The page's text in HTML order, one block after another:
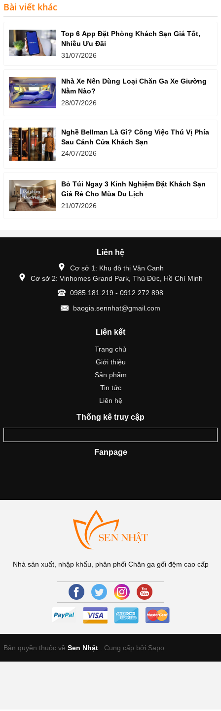
Bài viết khác
Top 6 App Đặt Phòng Khách Sạn Giá Tốt,
Nhiều Ưu Đãi
31/07/2026
Nhà Xe Nên Dùng Loại Chăn Ga Xe Giường
Nằm Nào?
28/07/2026
Nghề Bellman Là Gì? Công Việc Thú Vị Phía
Sau Cánh Cửa Khách Sạn
24/07/2026
Bỏ Túi Ngay 3 Kinh Nghiệm Đặt Khách Sạn
Giá Rẻ Cho Mùa Du Lịch
21/07/2026
Liên hệ
Cơ sở 1: Khu đô thị Vân Canh
Cơ sở 2: Vinhomes Grand Park, Thủ Đức, Hồ Chí Minh
0985.181.219 - 0912 272 898
baogia.sennhat@gmail.com
Liên kết
Trang chủ
Giới thiệu
Sản phẩm
Tin tức
Liên hệ
Thống kê truy cập
Fanpage
Nhà sản xuất, nhập khẩu, phân phối Chăn ga gối đệm cao cấp
Bản quyền thuộc về Sen Nhật Cung cấp bởi Sapo